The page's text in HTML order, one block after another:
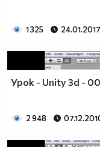
1 325 24.01.2017
Урок - Unity 3d -
2 948